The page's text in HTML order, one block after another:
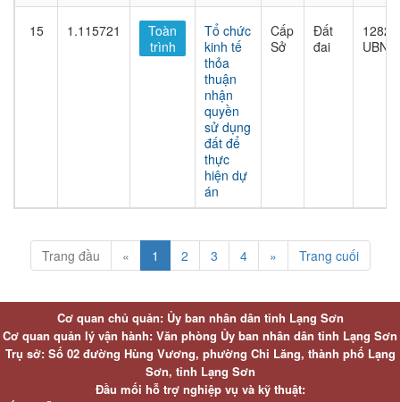
15 1.115721
Toàn
trình
Tổ chức
kinh tế
thỏa
thuận
nhận
quyền
sử dụng
đất để
thực
hiện dự
án
Cấp
Sở
Đất
đai
1282/
UBND
Trang đầu « 1 2 3 4 » Trang cuối
Cơ quan chủ quản: Ủy ban nhân dân tỉnh Lạng Sơn
Cơ quan quản lý vận hành: Văn phòng Ủy ban nhân dân tỉnh Lạng Sơn
Trụ sở: Số 02 đường Hùng Vương, phường Chi Lăng, thành phố Lạng
Sơn, tỉnh Lạng Sơn
Đầu mối hỗ trợ nghiệp vụ và kỹ thuật: